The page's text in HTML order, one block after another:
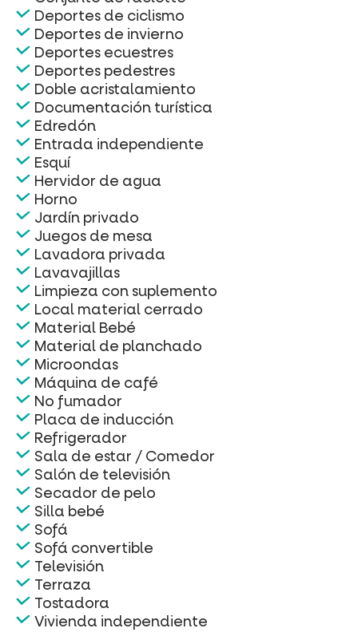
Deportes de ciclismo
Deportes de invierno
Deportes ecuestres
Deportes pedestres
Doble acristalamiento
Documentación turística
Edredón
Entrada independiente
Esquí
Hervidor de agua
Horno
Jardín privado
Juegos de mesa
Lavadora privada
Lavavajillas
Limpieza con suplemento
Local material cerrado
Material Bebé
Material de planchado
Microondas
Máquina de café
No fumador
Placa de inducción
Refrigerador
Sala de estar / Comedor
Salón de televisión
Secador de pelo
Silla bebé
Sofá
Sofá convertible
Televisión
Terraza
Tostadora
Vivienda independiente